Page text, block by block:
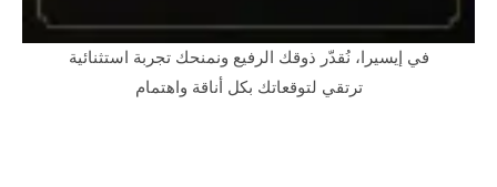
في إيسيرا، نُقدّر ذوقك الرفيع ونمنحك تجربة استثنائية
ترتقي لتوقعاتك بكل أناقة واهتمام